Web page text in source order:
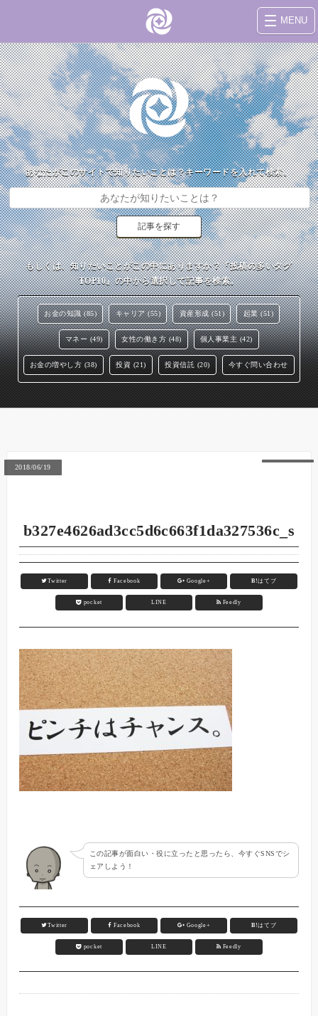
MENU
あなたがこのサイトで知りたいことは？キーワードを入れて検索。
もしくは、知りたいことがこの中にありますか？『投稿の多いタグ
TOP10』の中から選択して記事を検索。
お金の知識 (85) キャリア (55) 資産形成 (51) 起業 (51)
マネー (49) 女性の働き方 (48) 個人事業主 (42)
お金の増やし方 (38) 投資 (21) 投資信託 (20) 今すぐ問い合わせ
2018/06/19
b327e4626ad3cc5d6c663f1da327536c_s
Twitter Facebook Google+ B!はてブ
pocket LINE Feedly
この記事が面白い・役に立ったと思ったら、今すぐSNSでシ
ェアしよう！
Twitter Facebook Google+ B!はてブ
pocket LINE Feedly